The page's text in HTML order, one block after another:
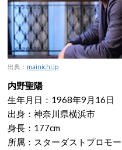
出典： mainichi.jp
内野聖陽
生年月日：1968年9月16日
出身：神奈川県横浜市
身長：177cm
所属：スターダストプロモ